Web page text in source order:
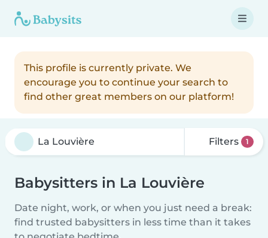
This profile is currently private. We
encourage you to continue your search to
find other great members on our platform!
Filters 1
Babysitters in La Louvière
Date night, work, or when you just need a break:
find trusted babysitters in less time than it takes